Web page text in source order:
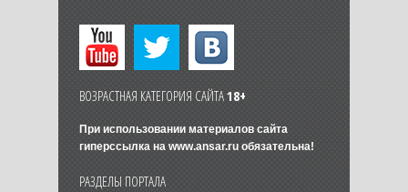
ВОЗРАСТНАЯ КАТЕГОРИЯ САЙТА18+
При использовании материалов сайта
гиперссылка на www.ansar.ruобязательна!
РАЗДЕЛЫ ПОРТАЛА